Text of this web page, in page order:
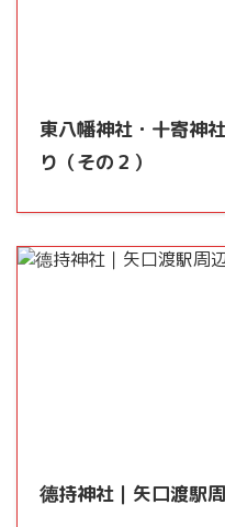
東八幡神社・十寄神
り（その２）
德持神社｜矢口渡駅